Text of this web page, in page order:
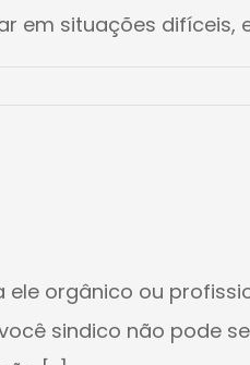
em situações difíceis,
orgânico ou
sindico não pode